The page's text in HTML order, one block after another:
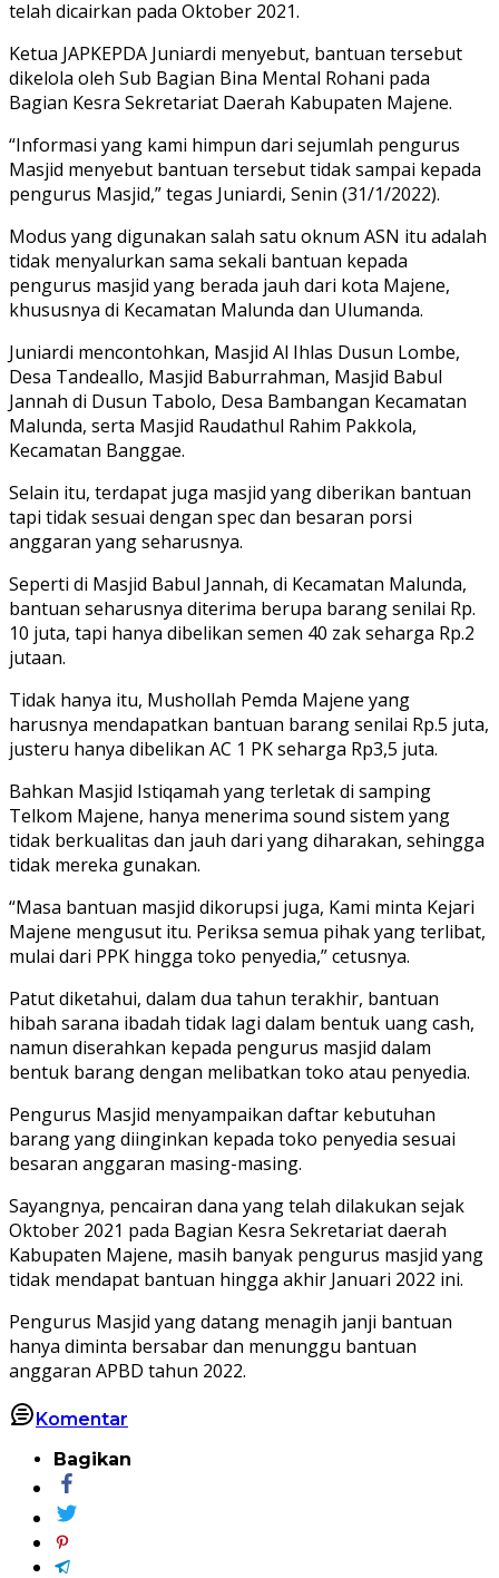
telah dicairkan pada Oktober 2021.
Ketua JAPKEPDA Juniardi menyebut, bantuan tersebut
dikelola oleh Sub Bagian Bina Mental Rohani pada
Bagian Kesra Sekretariat Daerah Kabupaten Majene.
“Informasi yang kami himpun dari sejumlah pengurus
Masjid menyebut bantuan tersebut tidak sampai kepada
pengurus Masjid,” tegas Juniardi, Senin (31/1/2022).
Modus yang digunakan salah satu oknum ASN itu adalah
tidak menyalurkan sama sekali bantuan kepada
pengurus masjid yang berada jauh dari kota Majene,
khususnya di Kecamatan Malunda dan Ulumanda.
Juniardi mencontohkan, Masjid Al Ihlas Dusun Lombe,
Desa Tandeallo, Masjid Baburrahman, Masjid Babul
Jannah di Dusun Tabolo, Desa Bambangan Kecamatan
Malunda, serta Masjid Raudathul Rahim Pakkola,
Kecamatan Banggae.
Selain itu, terdapat juga masjid yang diberikan bantuan
tapi tidak sesuai dengan spec dan besaran porsi
anggaran yang seharusnya.
Seperti di Masjid Babul Jannah, di Kecamatan Malunda,
bantuan seharusnya diterima berupa barang senilai Rp.
10 juta, tapi hanya dibelikan semen 40 zak seharga Rp.2
jutaan.
Tidak hanya itu, Mushollah Pemda Majene yang
harusnya mendapatkan bantuan barang senilai Rp.5 juta,
justeru hanya dibelikan AC 1 PK seharga Rp3,5 juta.
Bahkan Masjid Istiqamah yang terletak di samping
Telkom Majene, hanya menerima sound sistem yang
tidak berkualitas dan jauh dari yang diharakan, sehingga
tidak mereka gunakan.
“Masa bantuan masjid dikorupsi juga, Kami minta Kejari
Majene mengusut itu. Periksa semua pihak yang terlibat,
mulai dari PPK hingga toko penyedia,” cetusnya.
Patut diketahui, dalam dua tahun terakhir, bantuan
hibah sarana ibadah tidak lagi dalam bentuk uang cash,
namun diserahkan kepada pengurus masjid dalam
bentuk barang dengan melibatkan toko atau penyedia.
Pengurus Masjid menyampaikan daftar kebutuhan
barang yang diinginkan kepada toko penyedia sesuai
besaran anggaran masing-masing.
Sayangnya, pencairan dana yang telah dilakukan sejak
Oktober 2021 pada Bagian Kesra Sekretariat daerah
Kabupaten Majene, masih banyak pengurus masjid yang
tidak mendapat bantuan hingga akhir Januari 2022 ini.
Pengurus Masjid yang datang menagih janji bantuan
hanya diminta bersabar dan menunggu bantuan
anggaran APBD tahun 2022.
Komentar
Bagikan